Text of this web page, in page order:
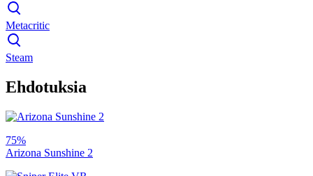
Metacritic
Steam
Ehdotuksia
75%
Arizona Sunshine 2